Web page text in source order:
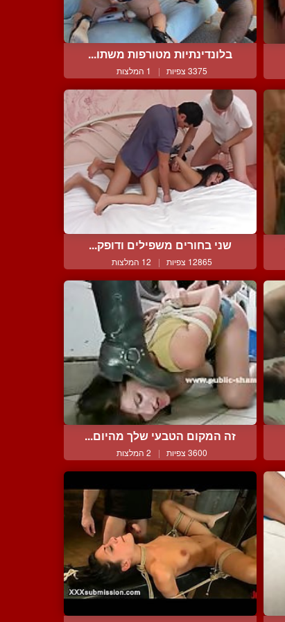
בלונדינתיות מטורפות משתו...
3375 צפיות | 1 המלצות
שני בחורים משפילים ודופק...
12865 צפיות | 12 המלצות
זה המקום הטבעי שלך מהיום...
3600 צפיות | 2 המלצות